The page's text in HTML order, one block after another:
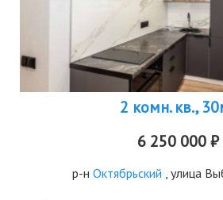
2 комн. кв.,
6 250 000 ₽
р-н Октябрьский , улица